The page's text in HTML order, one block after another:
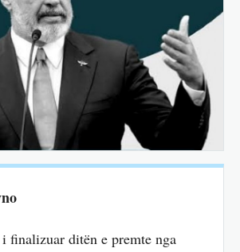
finalizuar ditën e premte nga